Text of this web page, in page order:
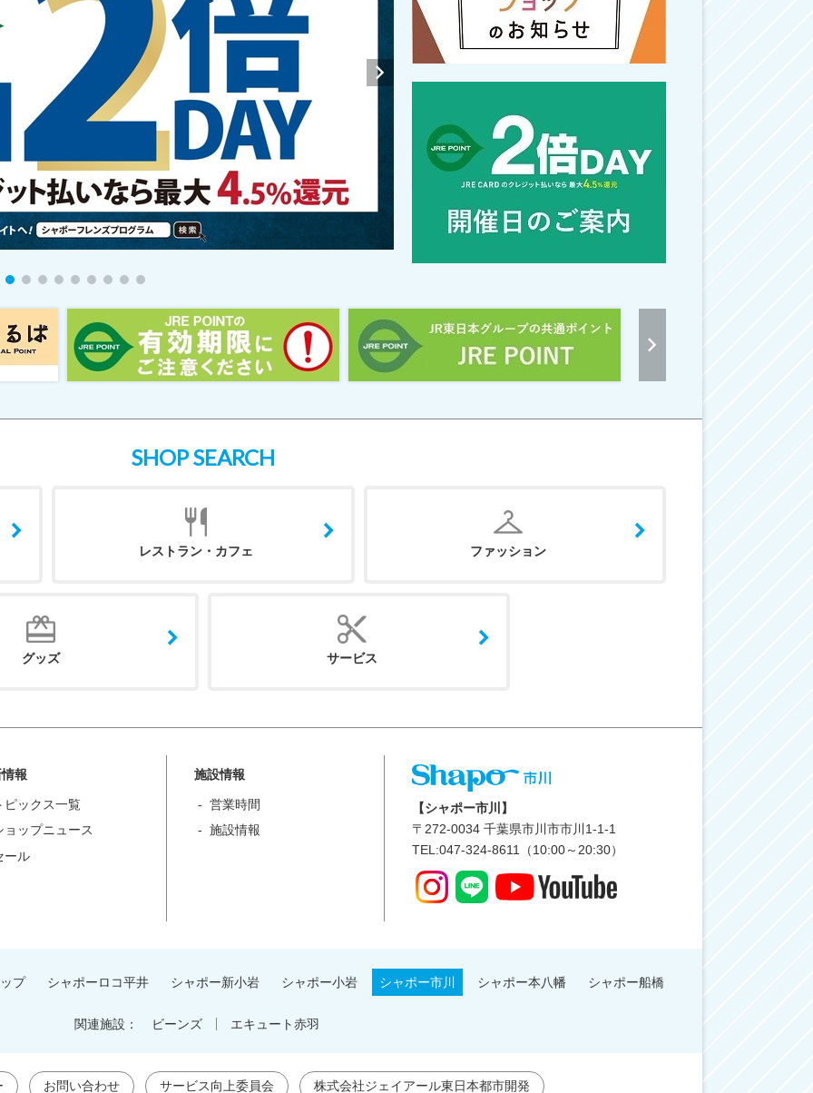
SHOP SEARCH
レストラン・カフェ ファッション
グッズ サービス
報
ピックス一覧
ョップニュース
ール
施設情報
営業時間
施設情報
【シャポー市川】
〒 272-0034 千葉県市川市市川1-1-1
TEL:047-324-8611（10:00～20:30）
プ シャポーロコ平井 シャポー新小岩 シャポー小岩 シャポー市川 シャポー本八幡 シャポー船橋
関連施設： ビーンズ エキュート赤羽
お問い合わせ サービス向上委員会 株式会社ジェイアール東日本都市開発